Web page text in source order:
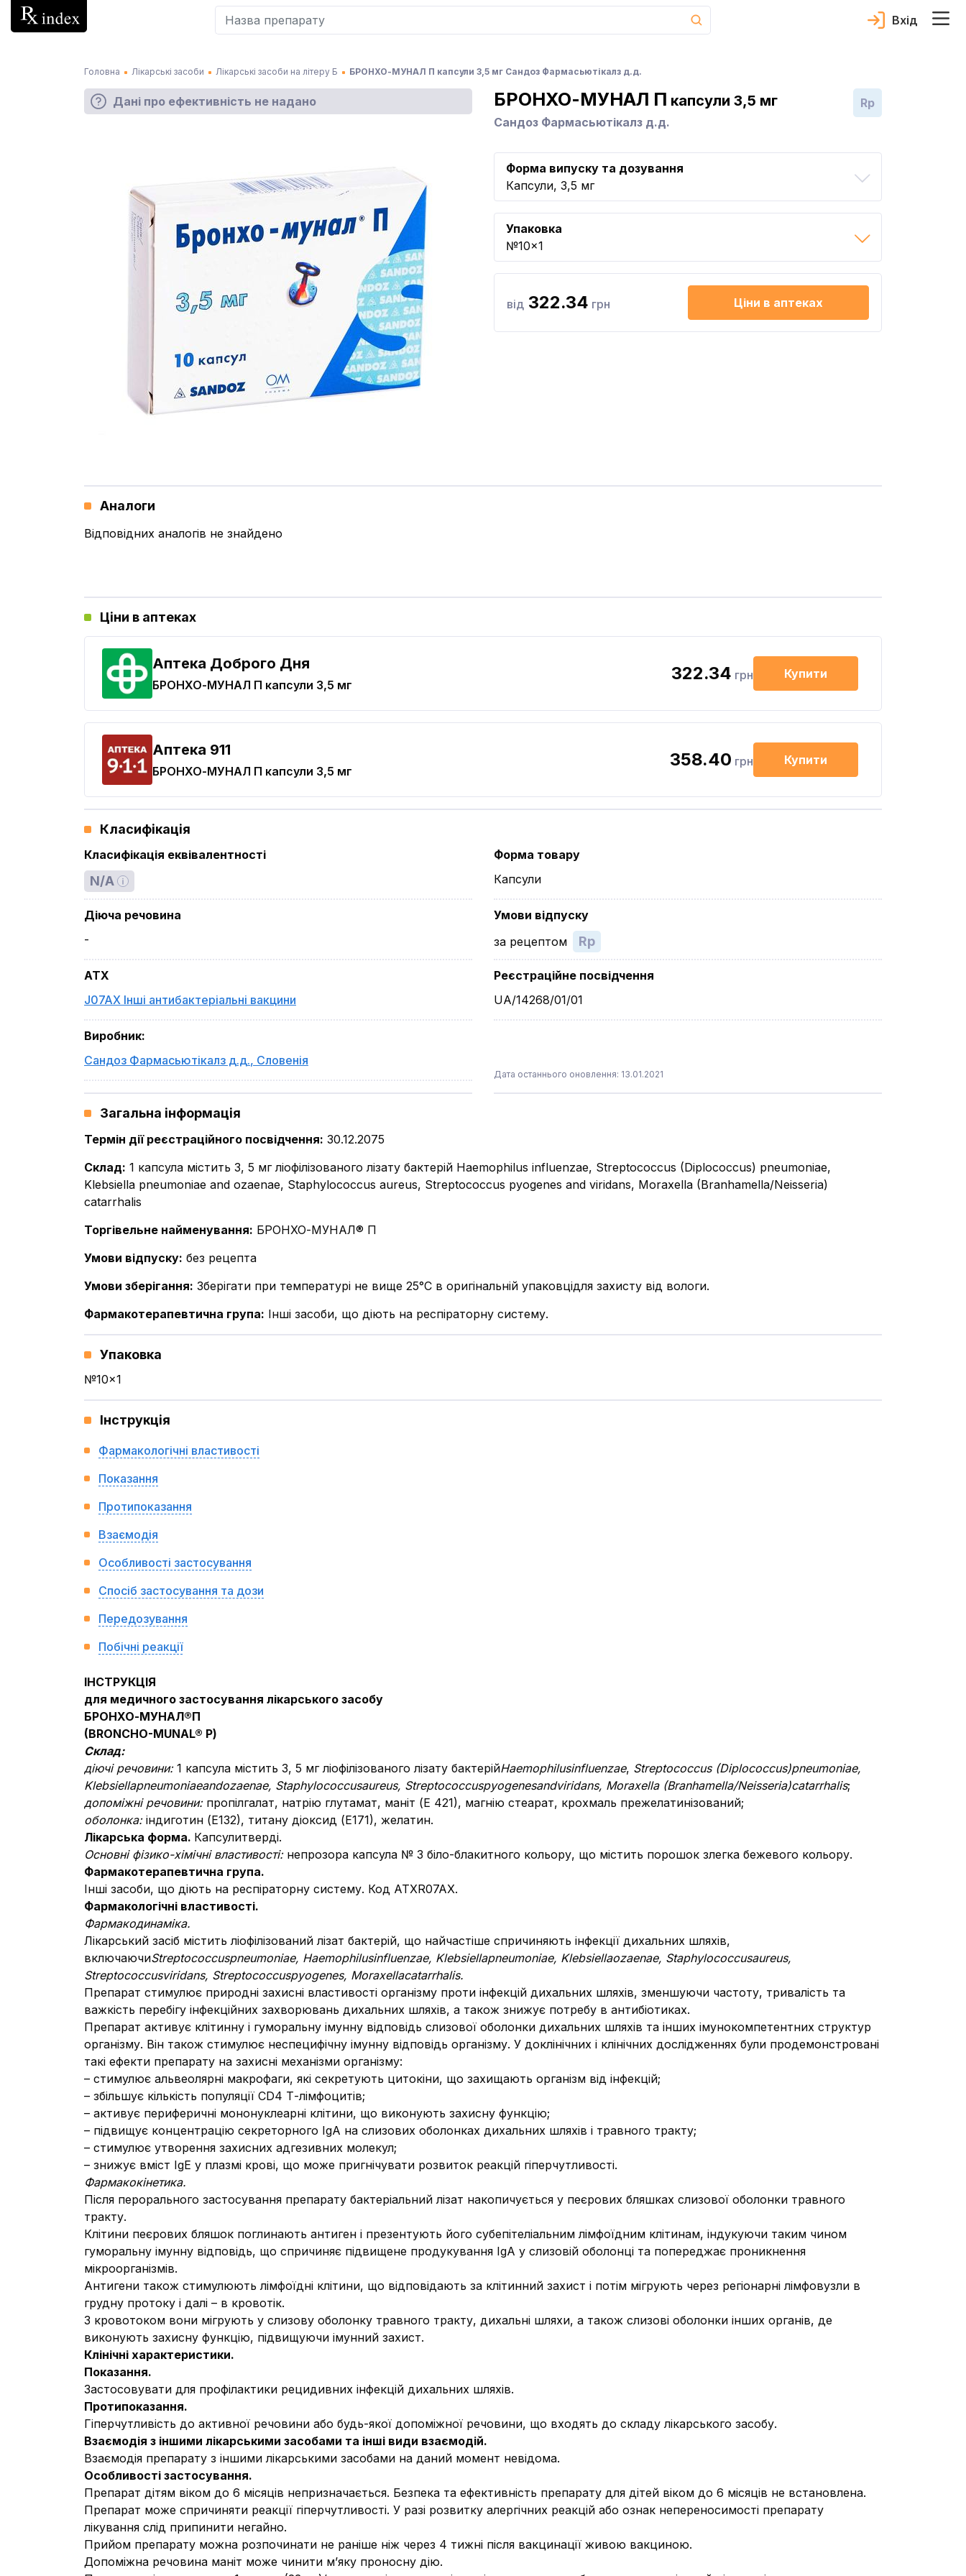
Вхід
Головна Лікарські засоби Лікарські засоби на літеру Б БРОНХО-МУНАЛ П капсули 3,5 мг Сандоз Фармасьютікалз д.д.
Дані про ефективність не надано БРОНХО-МУНАЛ П капсули 3,5 мг
Сандоз Фармасьютікалз д.д.
Rp
Форма випуску та дозування
Капсули, 3,5 мг
Упаковка
№10x1
від 322.34 грн Ціни в аптеках
Аналоги
Відповідних аналогів не знайдено
Ціни в аптеках
Аптека Доброго Дня
БРОНХО-МУНАЛ П капсули 3,5 мг
322.34 грн Купити
Aптека 911
БРОНХО-МУНАЛ П капсули 3,5 мг
358.40 грн Купити
Класифікація
Класифікація еквівалентності
N/A
Діюча речовина
-
ATX
J07AX Інші антибактеріальні вакцини
Виробник:
Сандоз Фармасьютікалз д.д., Словенія
Форма товару
Капсули
Умови відпуску
за рецептом
Rp
Реєстраційне посвідчення
UA/14268/01/01
Дата останнього оновлення: 13.01.2021
Загальна інформація
Термін дії реєстраційного посвідчення: 30.12.2075
Склад: 1 капсула містить 3, 5 мг ліофілізованого лізату бактерій Haemophilus influenzae, Streptococcus (Diplococcus) pneumoniae,
Klebsiella pneumoniae and ozaenae, Staphylococcus aureus, Streptococcus pyogenes and viridans, Moraxella (Branhamella/Neisseria)
catarrhalis
Торгівельне найменування: БРОНХО-МУНАЛ® П
Умови відпуску: без рецепта
Умови зберігання: Зберігати при температурі не вище 25°С в оригінальній упаковцідля захисту від вологи.
Фармакотерапевтична група: Інші засоби, що діють на респіраторну систему.
Упаковка
№10x1
Інструкція
Фармакологічні властивості
Показання
Протипоказання
Взаємодія
Особливості застосування
Спосіб застосування та дози
Передозування
Побічні реакції
ІНСТРУКЦІЯ
для медичного застосування лікарського засобу
БРОНХО-МУНАЛ®П
(BRONCHO-MUNAL® Р)
Склад:
діючі речовини: 1 капсула містить 3, 5 мг ліофілізованого лізату бактерійHaemophilusinfluenzae, Streptococcus(Diplococcus)pneumoniae,
Klebsiellapneumoniaeandozaenae, Staphylococcusaureus, Streptococcuspyogenesandviridans, Moraxella(Branhamella/Neisseria)catarrhalis;
допоміжні речовини: пропілгалат, натрію глутамат, маніт (Е 421), магнію стеарат, крохмаль прежелатинізований;
оболонка: індиготин (Е132), титану діоксид (Е171), желатин.
Лікарська форма. Капсулитверді.
Основні фізико-хімічні властивості: непрозора капсула № 3 біло-блакитного кольору, що містить порошок злегка бежевого кольору.
Фармакотерапевтична група.
Інші засоби, що діють на респіраторну систему. Код АТХR07AX.
Фармакологічні властивості.
Фармакодинаміка.
Лікарський засіб містить ліофілізований лізат бактерій, що найчастіше спричиняють інфекції дихальних шляхів,
включаючиStreptococcuspneumoniae, Haemophilusinfluenzae, Klebsiellapneumoniae, Klebsiellaozaenae, Staphylococcusaureus,
Streptococcusviridans, Streptococcuspyogenes, Moraxellacatarrhalis.
Препарат стимулює природні захисні властивості організму проти інфекцій дихальних шляхів, зменшуючи частоту, тривалість та
важкість перебігу інфекційних захворювань дихальних шляхів, а також знижує потребу в антибіотиках.
Препарат активує клітинну і гуморальну імунну відповідь слизової оболонки дихальних шляхів та інших імунокомпетентних структур
організму. Він також стимулює неспецифічну імунну відповідь організму. У доклінічних і клінічних дослідженнях були продемонстровані
такі ефекти препарату на захисні механізми організму:
– стимулює альвеолярні макрофаги, які секретують цитокіни, що захищають організм від інфекцій;
– збільшує кількість популяції CD4 Т-лімфоцитів;
– активує периферичні мононуклеарні клітини, що виконують захисну функцію;
– підвищує концентрацію секреторного IgA на слизових оболонках дихальних шляхів і травного тракту;
– стимулює утворення захисних адгезивних молекул;
– знижує вміст IgE у плазмі крові, що може пригнічувати розвиток реакцій гіперчутливості.
Фармакокінетика.
Після перорального застосування препарату бактеріальний лізат накопичується у пеєрових бляшках слизової оболонки травного
тракту.
Клітини пеєрових бляшок поглинають антиген і презентують його субепітеліальним лімфоїдним клітинам, індукуючи таким чином
гуморальну імунну відповідь, що спричиняє підвищене продукування IgA у слизовій оболонці та попереджає проникнення
мікроорганізмів.
Антигени також стимулюють лімфоїдні клітини, що відповідають за клітинний захист і потім мігрують через регіонарні лімфовузли в
грудну протоку і далі – в кровотік.
З кровотоком вони мігрують у слизову оболонку травного тракту, дихальні шляхи, а також слизові оболонки інших органів, де
виконують захисну функцію, підвищуючи імунний захист.
Клінічні характеристики.
Показання.
Застосовувати для профілактики рецидивних інфекцій дихальних шляхів.
Протипоказання.
Гіперчутливість до активної речовини або будь-якої допоміжної речовини, що входять до складу лікарського засобу.
Взаємодія з іншими лікарськими засобами та інші види взаємодій.
Взаємодія препарату з іншими лікарськими засобами на даний момент невідома.
Особливості застосування.
Препарат дітям віком до 6 місяців непризначається. Безпека та ефективність препарату для дітей віком до 6 місяців не встановлена.
Препарат може спричиняти реакції гіперчутливості. У разі розвитку алергічних реакцій або ознак непереносимості препарату
лікування слід припинити негайно.
Прийом препарату можна розпочинати не раніше ніж через 4 тижні після вакцинації живою вакциною.
Допоміжна речовина маніт може чинити м’яку проносну дію.